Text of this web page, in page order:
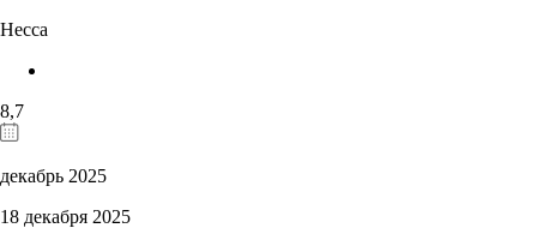
Несса
8,7
декабрь 2025
18 декабря 2025